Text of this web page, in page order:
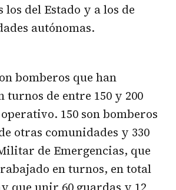
del Estado y a los de
autónomas.
bomberos que han
de entre 150 y 200
150 son bomberos
otras comunidades y 330
de Emergencias, que
en turnos, en total